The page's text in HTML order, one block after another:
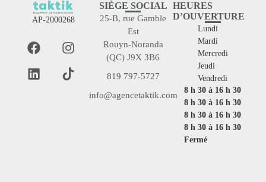
AP-2000268
SIÈGE SOCIAL
25-B, rue Gamble
Est
Rouyn-Noranda
(QC) J9X 3B6
819 797-5727
info@agencetaktik.com
HEURES
D’OUVERTURE
Lundi
Mardi
Mercredi
Jeudi
Vendredi
8 h 30 à 16 h 30
8 h 30 à 16 h 30
8 h 30 à 16 h 30
8 h 30 à 16 h 30
Fermé